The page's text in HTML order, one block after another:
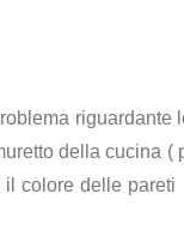
della cucina
colore delle